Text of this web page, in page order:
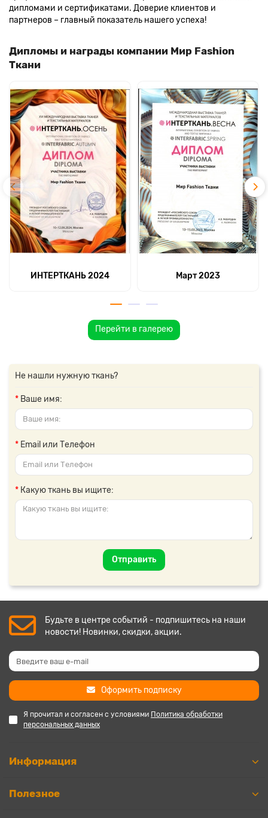
дипломами и сертификатами. Доверие клиентов и
партнеров – главный показатель нашего успеха!
Дипломы и награды компании Мир Fashion
Ткани
ИНТЕРТКАНЬ 2024 Март 2023
Перейти в галерею
Не нашли нужную ткань?
Ваше имя:
Email или Телефон
Какую ткань вы ищите:
Отправить
Будьте в центре событий - подпишитесь на наши
новости! Новинки, скидки, акции.
Оформить подписку
Я прочитал и согласен с условиями Политика обработки
персональных данных
Информация
Полезное